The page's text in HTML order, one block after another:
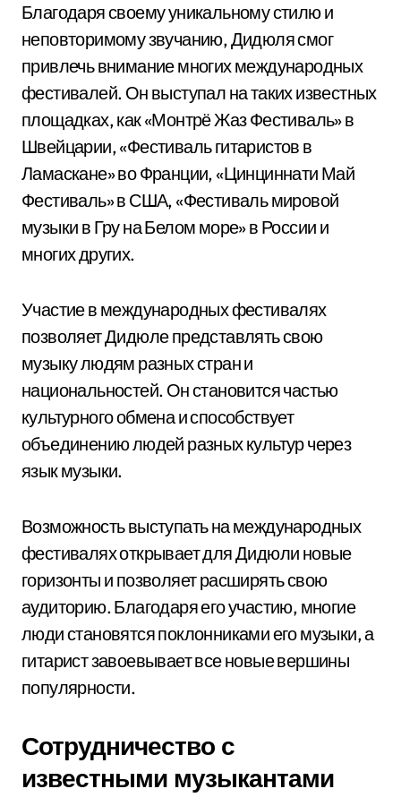
Благодаря своему уникальному стилю и
неповторимому звучанию, Дидюля смог
привлечь внимание многих международных
фестивалей. Он выступал на таких известных
площадках, как «Монтрё Жаз Фестиваль» в
Швейцарии, «Фестиваль гитаристов в
Ламаскане» во Франции, «Цинциннати Май
Фестиваль» в США, «Фестиваль мировой
музыки в Гру на Белом море» в России и
многих других.
Участие в международных фестивалях
позволяет Дидюле представлять свою
музыку людям разных стран и
национальностей. Он становится частью
культурного обмена и способствует
объединению людей разных культур через
язык музыки.
Возможность выступать на международных
фестивалях открывает для Дидюли новые
горизонты и позволяет расширять свою
аудиторию. Благодаря его участию, многие
люди становятся поклонниками его музыки, а
гитарист завоевывает все новые вершины
популярности.
Сотрудничество с
известными музыкантами